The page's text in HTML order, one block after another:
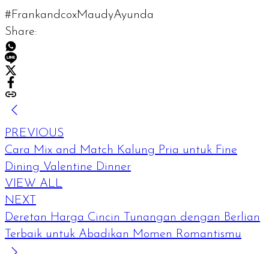
#FrankandcoxMaudyAyunda
Share:
PREVIOUS
Cara Mix and Match Kalung Pria untuk Fine
Dining Valentine Dinner
VIEW ALL
NEXT
Deretan Harga Cincin Tunangan dengan Berlian
Terbaik untuk Abadikan Momen Romantismu